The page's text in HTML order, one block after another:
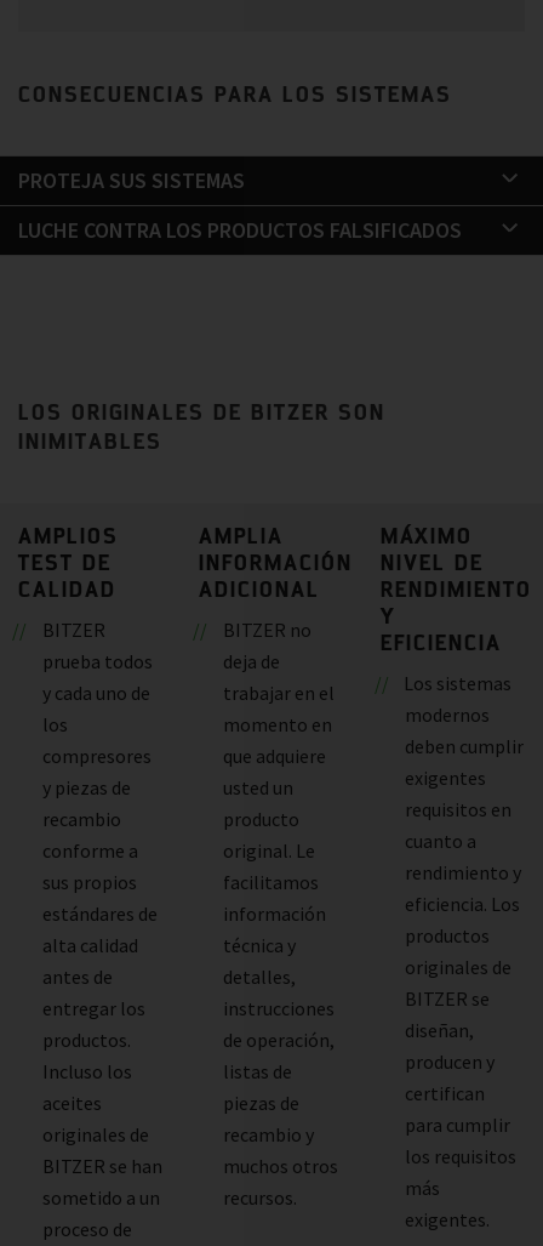
CONSECUENCIAS PARA LOS SISTEMAS
PROTEJA SUS SISTEMAS
LUCHE CONTRA LOS PRODUCTOS FALSIFICADOS
LOS ORIGINALES DE BITZER SON
INIMITABLES
AMPLIOS
TEST DE
CALIDAD
BITZER
prueba todos
y cada uno de
los
compresores
y piezas de
recambio
conforme a
sus propios
estándares de
alta calidad
antes de
entregar los
productos.
Incluso los
aceites
originales de
BITZER se han
sometido a un
proceso de
AMPLIA
INFORMACIÓN
ADICIONAL
BITZER no
deja de
trabajar en el
momento en
que adquiere
usted un
producto
original. Le
facilitamos
información
técnica y
detalles,
instrucciones
de operación,
listas de
piezas de
recambio y
muchos otros
recursos.
MÁXIMO
NIVEL DE
RENDIMIENTO
Y
EFICIENCIA
Los sistemas
modernos
deben cumplir
exigentes
requisitos en
cuanto a
rendimiento y
eficiencia. Los
productos
originales de
BITZER se
diseñan,
producen y
certifican
para cumplir
los requisitos
más
exigentes.